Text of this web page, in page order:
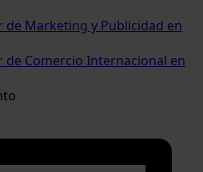
de Marketing y Publicidad en
de Comercio Internacional en